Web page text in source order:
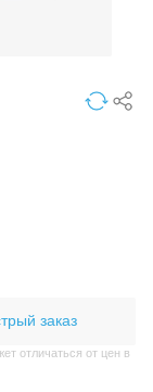
заказ
отличаться от цен в